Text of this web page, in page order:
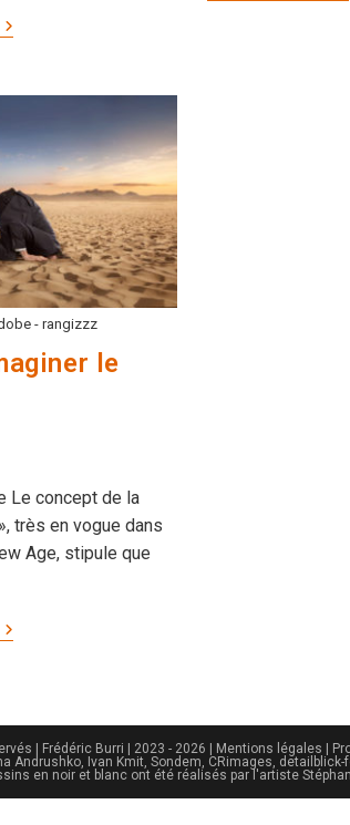
- rangizzz
le
Le concept de la
très en vogue dans
Age, stipule que
| Frédéric Burri | 2023 - 2026 | Mentions légales
Andrushko, Ivan Kmit, Sondem, CRimages,
en noir et blanc ont été réalisés par l'artiste